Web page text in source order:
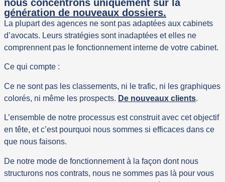
nous concentrons uniquement sur la
génération de nouveaux dossiers.
La plupart des agences ne sont pas adaptées aux cabinets
d’avocats. Leurs stratégies sont inadaptées et elles ne
comprennent pas le fonctionnement interne de votre cabinet.
Ce qui compte :
Ce ne sont pas les classements, ni le trafic, ni les graphiques
colorés, ni même les prospects. De nouveaux clients.
L’ensemble de notre processus est construit avec cet objectif
en tête, et c’est pourquoi nous sommes si efficaces dans ce
que nous faisons.
De notre mode de fonctionnement à la façon dont nous
structurons nos contrats, nous ne sommes pas là pour vous